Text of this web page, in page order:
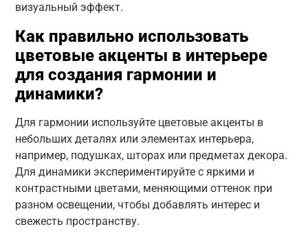
визуальный эффект.
Как правильно использовать
цветовые акценты в интерьере
для создания гармонии и
динамики?
Для гармонии используйте цветовые акценты в
небольших деталях или элементах интерьера,
например, подушках, шторах или предметах декора.
Для динамики экспериментируйте с яркими и
контрастными цветами, меняющими оттенок при
разном освещении, чтобы добавлять интерес и
свежесть пространству.